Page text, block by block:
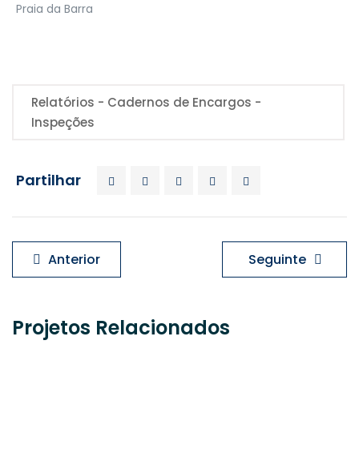
Praia da Barra
Relatórios - Cadernos de Encargos -
Inspeções
Partilhar
Navegação
deAnterior Seguinte
Projetos Relacionados